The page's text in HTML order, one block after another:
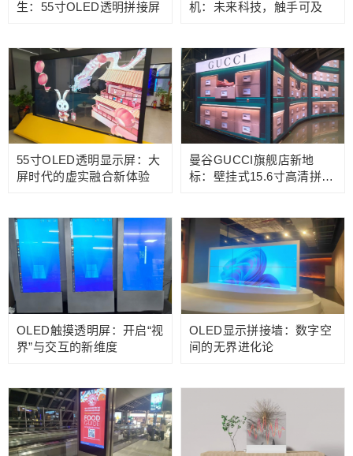
生：55寸OLED透明拼接屏 机：未来科技，触手可及
55寸OLED透明显示屏：大
屏时代的虚实融合新体验
曼谷GUCCI旗舰店新地
标：壁挂式15.6寸高清拼接
OLED触摸透明屏：开启“视
界”与交互的新维度
OLED显示拼接墙：数字空
间的无界进化论